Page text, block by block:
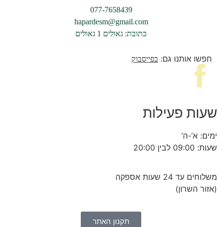
077-7658439
hapardesm@gmail.com
כתובת: גאולים 1 גאולים
חפשו אותנו גם: בפייסבוק
שעות פעילות
ימים: א’-ה’
שעות: 09:00 לבין 20:00
משלוחים עד 24 שעות אספקה
(אזור השרון)
תקנון האתר